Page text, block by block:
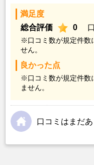
満足度
総合評価
0
※口コミ数が規定件数
せん。
良かった点
※口コミ数が規定件数
ません。
口コミはまだ